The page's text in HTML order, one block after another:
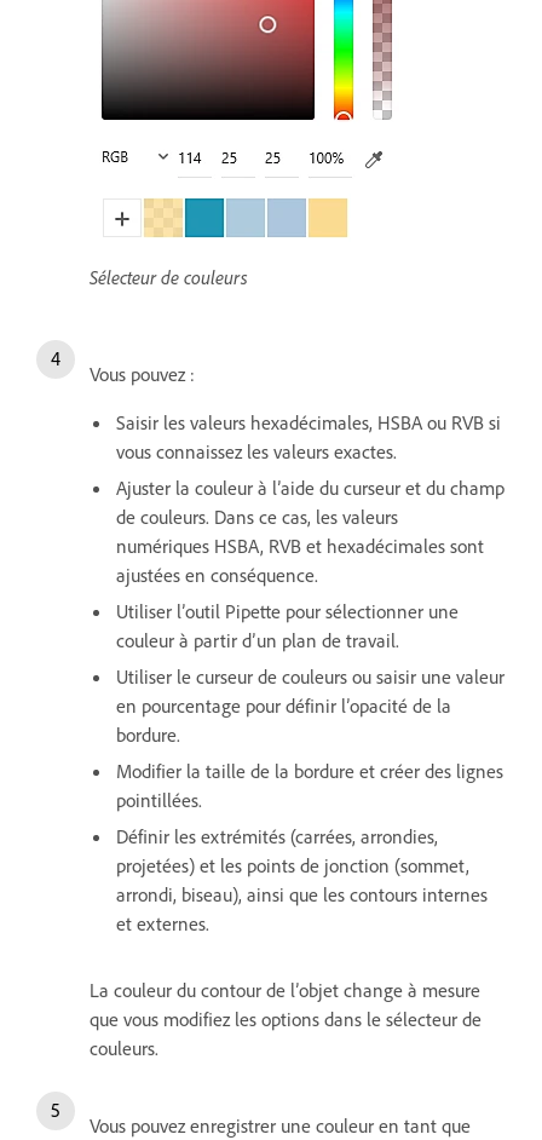
Sélecteur de couleurs
Vous pouvez :
Saisir les valeurs hexadécimales, HSBA ou RVB si
vous connaissez les valeurs exactes.
Ajuster la couleur à l’aide du curseur et du champ
de couleurs. Dans ce cas, les valeurs
numériques HSBA, RVB et hexadécimales sont
ajustées en conséquence.
Utiliser l’outil Pipette pour sélectionner une
couleur à partir d’un plan de travail.
Utiliser le curseur de couleurs ou saisir une valeur
en pourcentage pour définir l’opacité de la
bordure.
Modifier la taille de la bordure et créer des lignes
pointillées.
Définir les extrémités (carrées, arrondies,
projetées) et les points de jonction (sommet,
arrondi, biseau), ainsi que les contours internes
et externes.
La couleur du contour de l’objet change à mesure
que vous modifiez les options dans le sélecteur de
couleurs.
Vous pouvez enregistrer une couleur en tant que